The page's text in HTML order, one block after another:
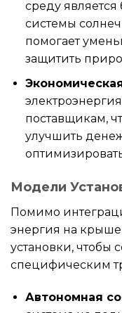
среду
системы
помогает
защитить
поставщикам,
улучшить
Модели
Помимо
энергия на
установки, чтобы
специфическим
Автономная